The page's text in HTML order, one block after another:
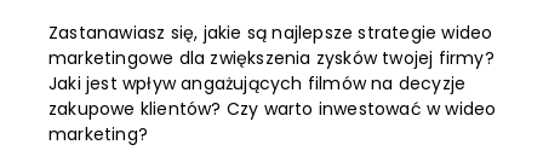
Zastanawiasz się, jakie są najlepsze strategie wideo
marketingowe dla zwiększenia zysków twojej firmy?
Jaki jest wpływ angażujących filmów na decyzje
zakupowe klientów? Czy warto inwestować w wideo
marketing?